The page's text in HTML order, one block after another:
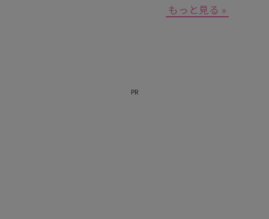
もっと見る »
PR